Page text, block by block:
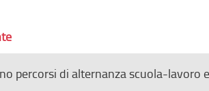
percorsi di alternanza scuola-lavoro